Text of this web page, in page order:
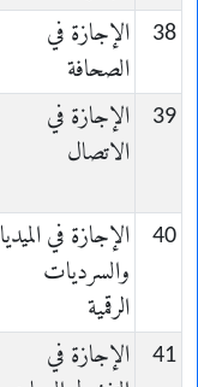
38
الإجازة في
الصحافة
39
الإجازة في
الاتصال
40
الإجازة في الميديا
والسرديات
الرقمية
41
الإجازة في